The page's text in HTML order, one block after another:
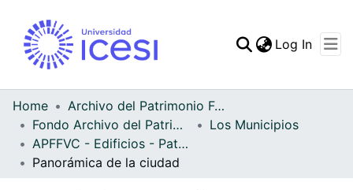
Statistics
Log In
Home
Archivo del Patrimonio Fotográfico y Fílmico del Valle del Cauca
Fondo Archivo del Patrimonio Fotográfico y Fílmico del Valle del Cauca
Los Municipios
APFFVC - Edificios - Patrimonial
Panorámica de la ciudad